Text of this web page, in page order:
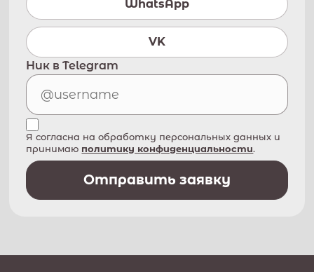
WhatsApp
VK
Ник в Telegram
Я согласна на обработку персональных данных и
принимаю политику конфиденциальности.
Отправить заявку